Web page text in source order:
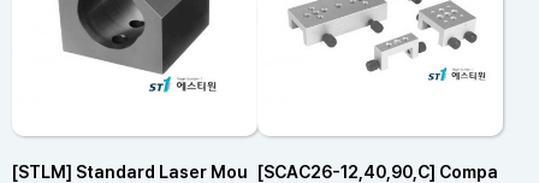
[STLM] Standard Laser Mou [SCAC26-12,40,90,C] Compa